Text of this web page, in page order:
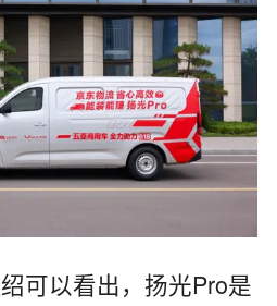
可以看出，扬光Pro是